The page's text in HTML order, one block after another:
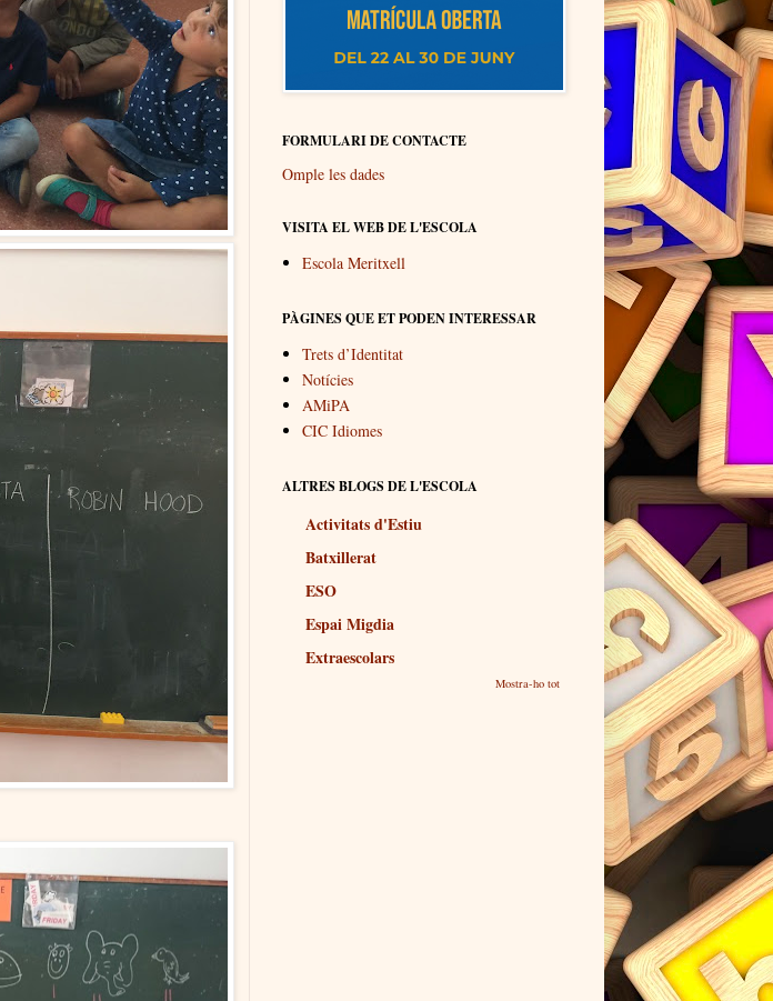
FORMULARI DE CONTACTE
Omple les dades
VISITA EL WEB DE L'ESCOLA
Escola Meritxell
PÀGINES QUE ET PODEN INTERESSAR
Trets d’Identitat
Notícies
AMiPA
CIC Idiomes
ALTRES BLOGS DE L'ESCOLA
Activitats d'Estiu
Batxillerat
ESO
Espai Migdia
Extraescolars
Mostra-ho tot